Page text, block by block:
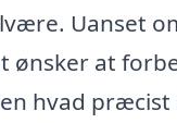
Uanset
ønsker at
hvad